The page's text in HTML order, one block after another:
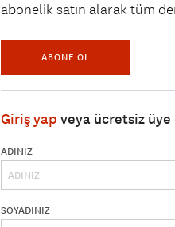
abonelik satın alarak tüm
ABONE OL
Giriş yap veya ücretsiz
ADINIZ
SOYADINIZ